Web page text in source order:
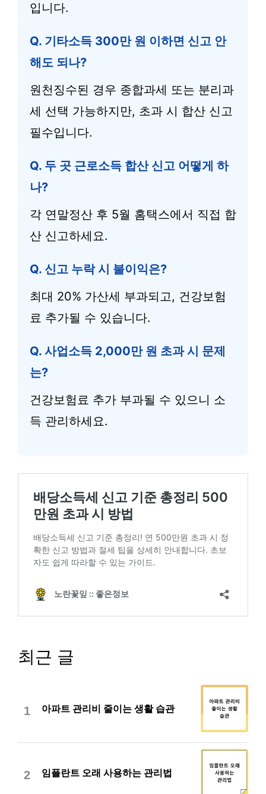
입니다.
Q. 기타소득 300만 원 이하면 신고 안
해도 되나?
원천징수된 경우 종합과세 또는 분리과
세 선택 가능하지만, 초과 시 합산 신고
필수입니다.
Q. 두 곳 근로소득 합산 신고 어떻게 하
나?
각 연말정산 후 5월 홈택스에서 직접 합
산 신고하세요.
Q. 신고 누락 시 불이익은?
최대 20% 가산세 부과되고, 건강보험
료 추가될 수 있습니다.
Q. 사업소득 2,000만 원 초과 시 문제
는?
건강보험료 추가 부과될 수 있으니 소
득 관리하세요.
최근 글
1 아파트 관리비 줄이는 생활 습관
2 임플란트 오래 사용하는 관리법